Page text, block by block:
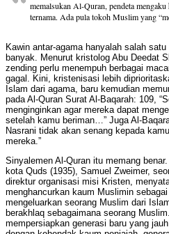
memalsukan Al-Quran, pendeta
ternama. Ada pula tokoh Muslim yang
Kawin antar-agama hanyalah salah
banyak. Menurut kristolog Abu Deedat
zending perlu menempuh berbagai
gagal. Kini, kristenisasi lebih
Islam dari agama, baru kemudian
pada Al-Quran Surat Al-Baqarah: 109,
menginginkan agar mereka dapat
setelah kamu beriman…” Juga Al-
Nasrani tidak akan senang kepada
mereka.”
Sinyalemen Al-Quran itu memang
kota Quds (1935), Samuel Zweimer,
direktur organisasi misi Kristen,
menghancurkan kaum Muslimin
mengeluarkan seorang Muslim dari
berakhlaq sebagaimana seorang
mempersiapkan generasi baru yang